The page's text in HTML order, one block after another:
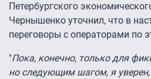
Петербургского
Чернышенко уточнил, что в
переговоры с операторами по
"Пока, конечно, только для
но следующим шагом, я